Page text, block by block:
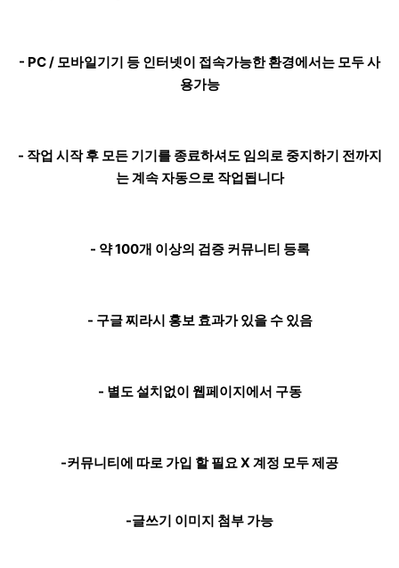
- PC / 모바일기기 등 인터넷이 접속가능한 환경에서는 모두 사
용가능
- 작업 시작 후 모든 기기를 종료하셔도 임의로 중지하기 전까지
는 계속 자동으로 작업됩니다
- 약 100개 이상의 검증 커뮤니티 등록
- 구글 찌라시 홍보 효과가 있을 수 있음
- 별도 설치없이 웹페이지에서 구동
-커뮤니티에 따로 가입 할 필요 X 계정 모두 제공
-글쓰기 이미지 첨부 가능